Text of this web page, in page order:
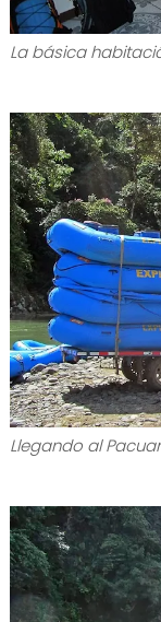
La básica
Llegando al